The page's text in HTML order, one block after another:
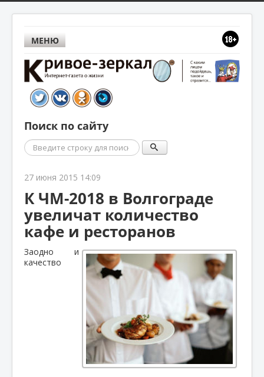
МЕНЮ
Поиск по сайту
Поиск
27 июня 2015 14:09
К ЧМ-2018 в Волгограде
увеличат количество
кафе и ресторанов
Заодно и
качество